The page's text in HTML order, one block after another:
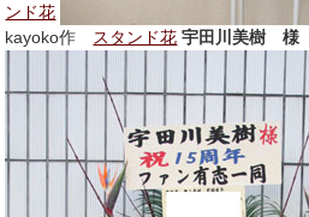
ンド花
kayoko作 スタンド花 宇田川美樹 様